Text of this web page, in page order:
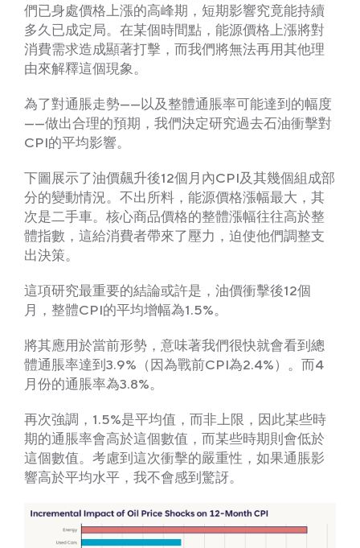
們已身處價格上漲的高峰期，短期影響究竟能持續
多久已成定局。在某個時間點，能源價格上漲將對
消費需求造成顯著打擊，而我們將無法再用其他理
由來解釋這個現象。
為了對通脹走勢——以及整體通脹率可能達到的幅度
——做出合理的預期，我們決定研究過去石油衝擊對
CPI的平均影響。
下圖展示了油價飆升後12個月內CPI及其幾個組成部
分的變動情況。不出所料，能源價格漲幅最大，其
次是二手車。核心商品價格的整體漲幅往往高於整
體指數，這給消費者帶來了壓力，迫使他們調整支
出決策。
這項研究最重要的結論或許是，油價衝擊後12個
月，整體CPI的平均增幅為1.5%。
將其應用於當前形勢，意味著我們很快就會看到總
體通脹率達到3.9%（因為戰前CPI為2.4%）。而4
月份的通脹率為3.8%。
再次強調，1.5%是平均值，而非上限，因此某些時
期的通脹率會高於這個數值，而某些時期則會低於
這個數值。考慮到這次衝擊的嚴重性，如果通脹影
響高於平均水平，我不會感到驚訝。